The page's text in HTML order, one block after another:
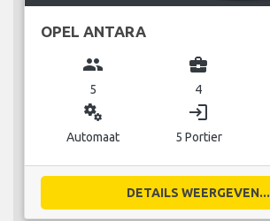
OPEL ANTARA
group
5
business_center
4
miscellaneous_services
Automaat
login
5 Portier
DETAILS WEERGEVEN...